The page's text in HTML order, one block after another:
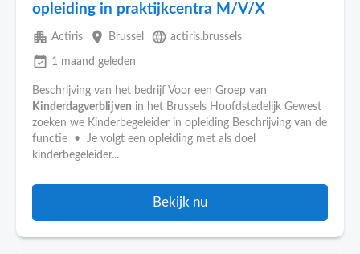
opleiding in praktijkcentra M/V/X
apartment Actiris place Brussel language actiris.brussels
event_available 1 maand geleden
Beschrijving van het bedrijf Voor een Groep van
Kinderdagverblijven in het Brussels Hoofdstedelijk Gewest
zoeken we Kinderbegeleider in opleiding Beschrijving van de
functie • Je volgt een opleiding met als doel
kinderbegeleider...
Bekijk nu